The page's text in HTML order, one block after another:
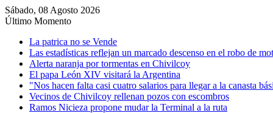
Sábado, 08 Agosto 2026
Último Momento
La patrica no se Vende
Las estadísticas reflejan un marcado descenso en el robo de
Alerta naranja por tormentas en Chivilcoy
El papa León XIV visitará la Argentina
"Nos hacen falta casi cuatro salarios para llegar a la canasta
Vecinos de Chivilcoy rellenan pozos con escombros
Ramos Nicieza propone mudar la Terminal a la ruta